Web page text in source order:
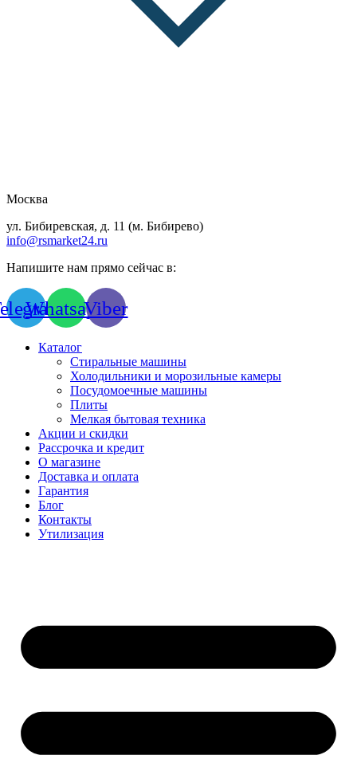
Москва
ул. Бибиревская, д. 11 (м. Бибирево)
info@rsmarket24.ru
Напишите нам прямо сейчас в:
WhatsappViber
Каталог
Стиральные машины
Холодильники и морозильные камеры
Посудомоечные машины
Плиты
Мелкая бытовая техника
Акции и скидки
Рассрочка и кредит
О магазине
Доставка и оплата
Гарантия
Блог
Контакты
Утилизация